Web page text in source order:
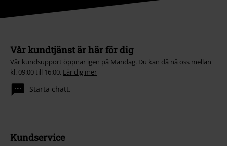
Vår kundtjänst är här för dig
Vår kundsupport öppnar igen på Måndag. Du kan då nå oss mellan
kl. 09:00 till 16:00. Lär dig mer
Starta chatt.
Kundservice